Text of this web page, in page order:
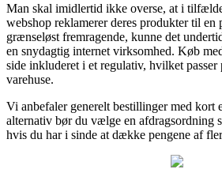
Man skal imidlertid ikke overse, at i
webshop reklamerer deres produkter til en
grænseløst fremragende, kunne det
en snydagtig internet virksomhed. Køb
side inkluderet i et regulativ, hvilket
varehuse.
Vi anbefaler generelt bestillinger med kort
alternativ bør du vælge en afdragsordning
hvis du har i sinde at dække pengene af